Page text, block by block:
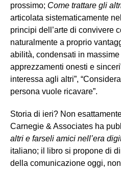
prossimo; Come trattare gli
articolata sistematicamente
principi dell’arte di convivere
naturalmente a proprio
abilità, condensati in
apprezzamenti onesti e
interessa agli altri”,
persona vuole ricavare”.
Storia di ieri? Non
Carnegie & Associates ha
altri e farseli amici nell’era
italiano; il libro si propone di
della comunicazione oggi,